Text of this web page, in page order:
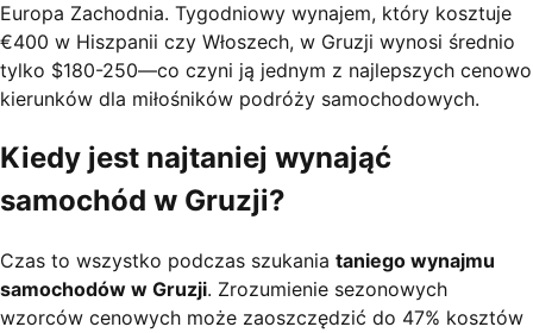
Europa Zachodnia. Tygodniowy wynajem, który kosztuje
€400 w Hiszpanii czy Włoszech, w Gruzji wynosi średnio
tylko $180-250—co czyni ją jednym z najlepszych cenowo
kierunków dla miłośników podróży samochodowych.
Kiedy jest najtaniej wynająć
samochód w Gruzji?
Czas to wszystko podczas szukania taniego wynajmu
samochodów w Gruzji. Zrozumienie sezonowych
wzorców cenowych może zaoszczędzić do 47% kosztów